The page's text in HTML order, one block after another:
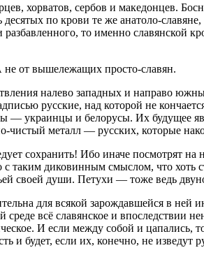
хорватов, сербов и македонцев.
по крови те же анатоло-
то именно
от вышележащих просто-славян.
налево западных и направо
русские, над которой не
— украинцы и белорусы. Их будущее
чистый металл — русских, которые
сохранить! Ибо иначе посмотрят
таким диковинным смыслом, что хоть
своей души. Петухи — тоже ведь
для всякой зарождавшейся в ней
всё славянское и впоследствии
И если между собой и цапались,
будет, если их, конечно, не изведут